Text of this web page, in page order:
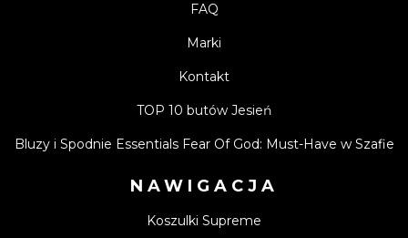
FAQ
Marki
Kontakt
TOP 10 butów Jesień
Bluzy i Spodnie Essentials Fear Of God: Must-Have w Szafie
NAWIGACJA
Koszulki Supreme